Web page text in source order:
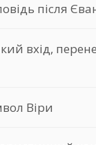
після
вхід,
Віри